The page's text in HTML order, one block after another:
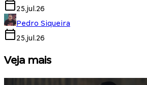
25.jul.26
Pedro Siqueira
25.jul.26
Veja mais